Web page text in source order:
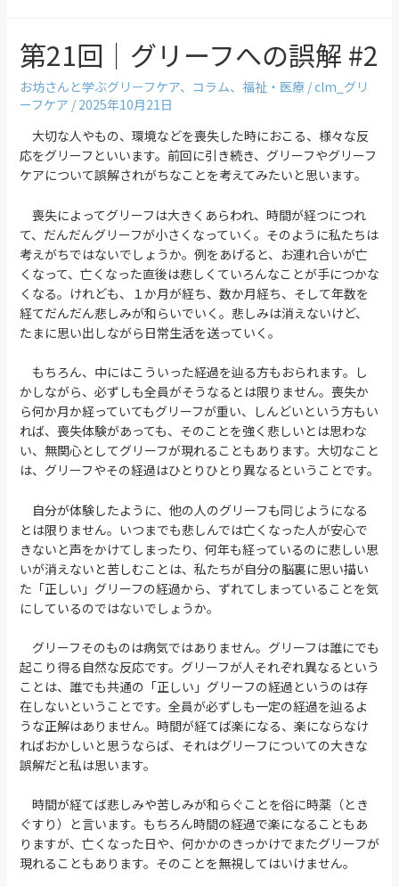
第21回｜グリーフへの誤解 #2
お坊さんと学ぶグリーフケア、 コラム、 福祉・医療/clm_グリ
ーフケア / 2025年10月21日
大切な人やもの、環境などを喪失した時におこる、様々な反
応をグリーフといいます。前回に引き続き、グリーフやグリーフ
ケアについて誤解されがちなことを考えてみたいと思います。
喪失によってグリーフは大きくあらわれ、時間が経つにつれ
て、だんだんグリーフが小さくなっていく。そのように私たちは
考えがちではないでしょうか。例をあげると、お連れ合いが亡
くなって、亡くなった直後は悲しくていろんなことが手につかな
くなる。けれども、１か月が経ち、数か月経ち、そして年数を
経てだんだん悲しみが和らいでいく。悲しみは消えないけど、
たまに思い出しながら日常生活を送っていく。
もちろん、中にはこういった経過を辿る方もおられます。し
かしながら、必ずしも全員がそうなるとは限りません。喪失か
ら何か月か経っていてもグリーフが重い、しんどいという方もい
れば、喪失体験があっても、そのことを強く悲しいとは思わな
い、無関心としてグリーフが現れることもあります。大切なこと
は、グリーフやその経過はひとりひとり異なるということです。
自分が体験したように、他の人のグリーフも同じようになる
とは限りません。いつまでも悲しんでは亡くなった人が安心で
きないと声をかけてしまったり、何年も経っているのに悲しい思
いが消えないと苦しむことは、私たちが自分の脳裏に思い描い
た「正しい」グリーフの経過から、ずれてしまっていることを気
にしているのではないでしょうか。
グリーフそのものは病気ではありません。グリーフは誰にでも
起こり得る自然な反応です。グリーフが人それぞれ異なるという
ことは、誰でも共通の「正しい」グリーフの経過というのは存
在しないということです。全員が必ずしも一定の経過を辿るよ
うな正解はありません。時間が経てば楽になる、楽にならなけ
ればおかしいと思うならば、それはグリーフについての大きな
誤解だと私は思います。
時間が経てば悲しみや苦しみが和らぐことを俗に時薬（とき
ぐすり）と言います。もちろん時間の経過で楽になることもあ
りますが、亡くなった日や、何かかのきっかけでまたグリーフが
現れることもあります。そのことを無視してはいけません。